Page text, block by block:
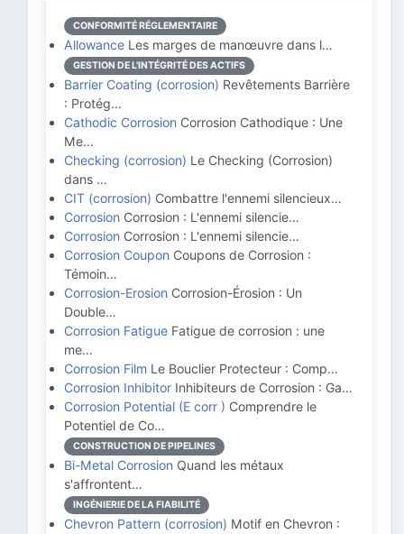
CONFORMITÉ RÉGLEMENTAIRE
Allowance Les marges de manœuvre dans l…
GESTION DE L'INTÉGRITÉ DES ACTIFS
Barrier Coating (corrosion) Revêtements Barrière
: Protég…
Cathodic Corrosion Corrosion Cathodique : Une
Me…
Checking (corrosion) Le Checking (Corrosion)
dans …
CIT (corrosion) Combattre l'ennemi silencieux…
Corrosion Corrosion : L'ennemi silencie…
Corrosion Corrosion : L'ennemi silencie…
Corrosion Coupon Coupons de Corrosion :
Témoin…
Corrosion-Erosion Corrosion-Érosion : Un
Double…
Corrosion Fatigue Fatigue de corrosion : une
me…
Corrosion Film Le Bouclier Protecteur : Comp…
Corrosion Inhibitor Inhibiteurs de Corrosion : Ga…
Corrosion Potential (E corr ) Comprendre le
Potentiel de Co…
CONSTRUCTION DE PIPELINES
Bi-Metal Corrosion Quand les métaux
s'affrontent…
INGÉNIERIE DE LA FIABILITÉ
Chevron Pattern (corrosion) Motif en Chevron :